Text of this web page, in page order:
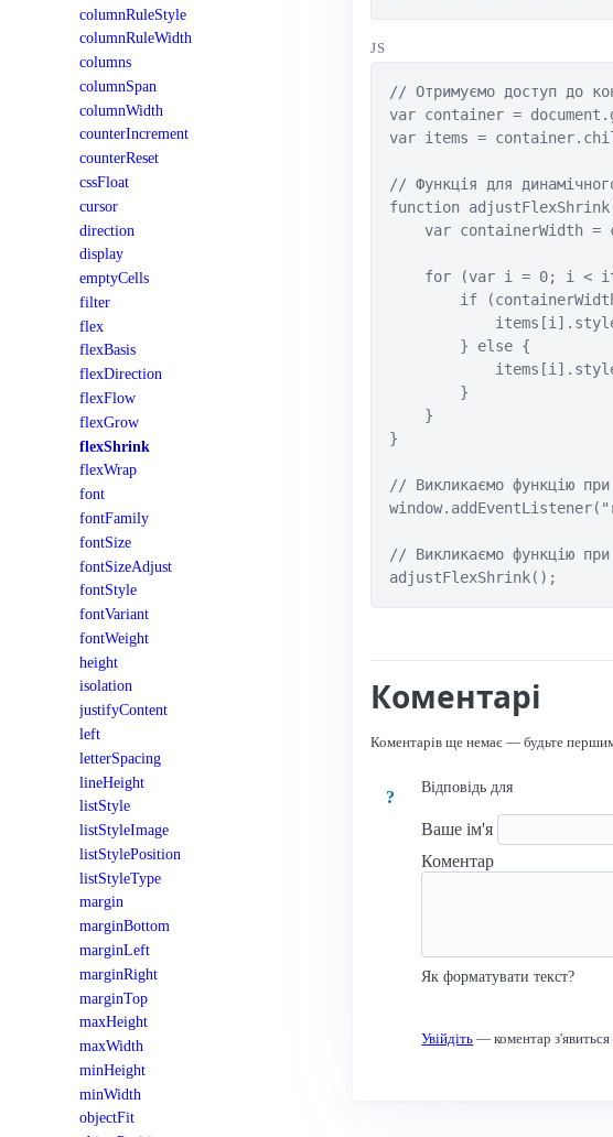
columnRuleStyle
columnRuleWidth
columns
columnSpan
columnWidth
counterIncrement
counterReset
cssFloat
cursor
direction
display
emptyCells
filter
flex
flexBasis
flexDirection
flexFlow
flexGrow
flexShrink
flexWrap
font
fontFamily
fontSize
fontSizeAdjust
fontStyle
fontVariant
fontWeight
height
isolation
justifyContent
left
letterSpacing
lineHeight
listStyle
listStyleImage
listStylePosition
listStyleType
margin
marginBottom
marginLeft
marginRight
marginTop
maxHeight
maxWidth
minHeight
minWidth
objectFit
JS
// Отримуємо доступ до
var container =
var items =
// Функція для
function
var containerWidth =
for (var i = 0; i <
if
        } else {
        }
    }
}
// Викликаємо функцію
// Викликаємо функцію при
adjustFlexShrink();
Коментарі
Коментарів ще немає — будьте
?
Відповідь для
Ваше ім'я
Коментар
Як форматувати текст?
Увійдіть — коментар з'явиться